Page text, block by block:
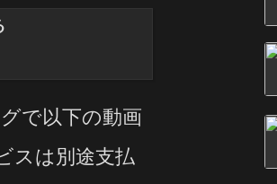
で以下の動画
スは別途支払